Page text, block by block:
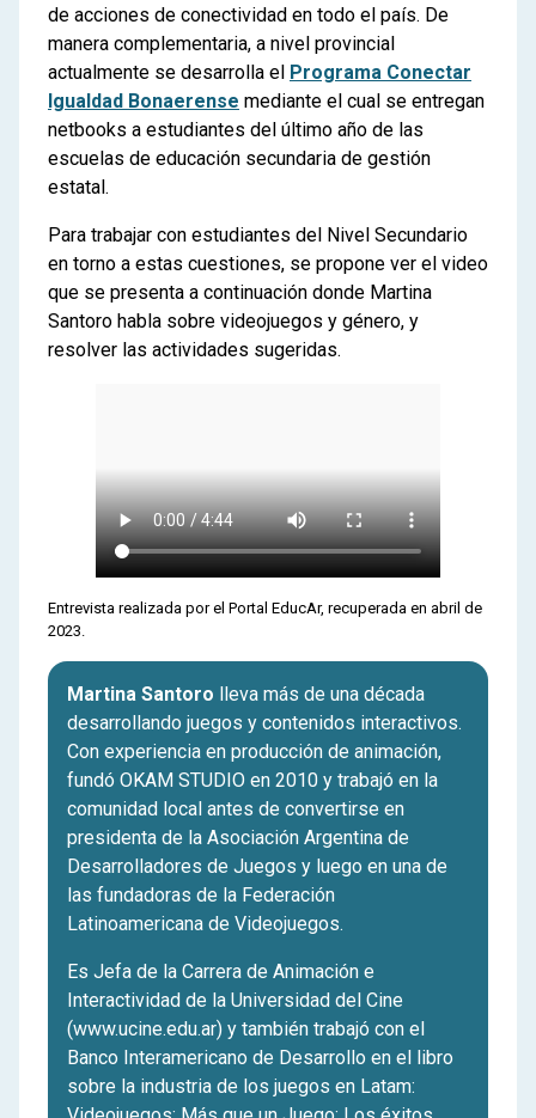
de acciones de conectividad en todo el país. De
manera complementaria, a nivel provincial
actualmente se desarrolla el Programa Conectar
Igualdad Bonaerense mediante el cual se entregan
netbooks a estudiantes del último año de las
escuelas de educación secundaria de gestión
estatal.
Para trabajar con estudiantes del Nivel Secundario
en torno a estas cuestiones, se propone ver el video
que se presenta a continuación donde Martina
Santoro habla sobre videojuegos y género, y
resolver las actividades sugeridas.
Entrevista realizada por el Portal EducAr, recuperada en abril de
2023.
Martina Santoro lleva más de una década
desarrollando juegos y contenidos interactivos.
Con experiencia en producción de animación,
fundó OKAM STUDIO en 2010 y trabajó en la
comunidad local antes de convertirse en
presidenta de la Asociación Argentina de
Desarrolladores de Juegos y luego en una de
las fundadoras de la Federación
Latinoamericana de Videojuegos.
Es Jefa de la Carrera de Animación e
Interactividad de la Universidad del Cine
(www.ucine.edu.ar) y también trabajó con el
Banco Interamericano de Desarrollo en el libro
sobre la industria de los juegos en Latam: